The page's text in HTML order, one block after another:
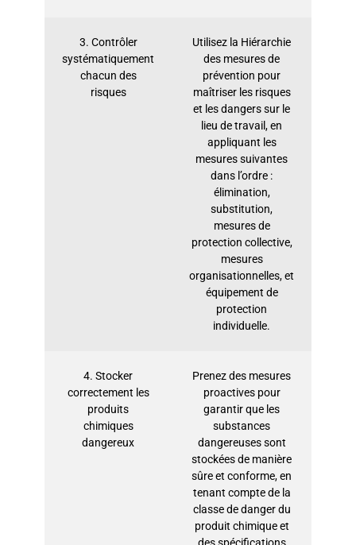
3. Contrôler
systématiquement
chacun des
risques
Utilisez la Hiérarchie
des mesures de
prévention pour
maîtriser les risques
et les dangers sur le
lieu de travail, en
appliquant les
mesures suivantes
dans l’ordre :
élimination,
substitution,
mesures de
protection collective,
mesures
organisationnelles, et
équipement de
protection
individuelle.
4. Stocker
correctement les
produits
chimiques
dangereux
Prenez des mesures
proactives pour
garantir que les
substances
dangereuses sont
stockées de manière
sûre et conforme, en
tenant compte de la
classe de danger du
produit chimique et